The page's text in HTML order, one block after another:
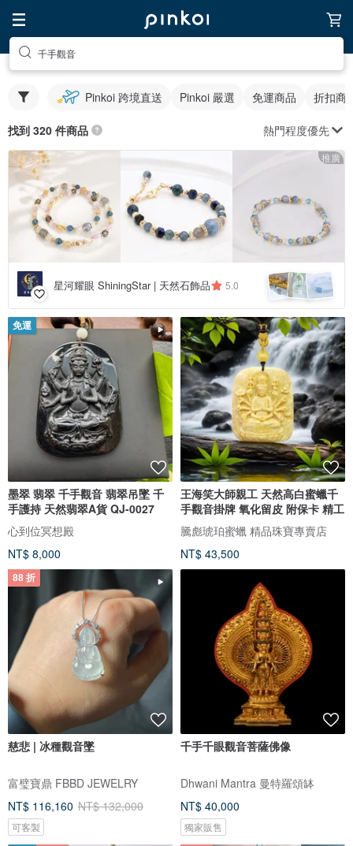
千手觀音
Pinkoi 跨境直送 Pinkoi 嚴選 免運商品 折扣商
找到 320 件商品 熱門程度優先
推廣
星河耀眼 ShiningStar | 天然石飾品 5.0
免運
墨翠 翡翠 千手觀音 翡翠吊墜 千
手護持 天然翡翠A貨 QJ-0027
心到位冥想殿
NT$ 8,000
王海笑大師親工 天然高白蜜蠟千
手觀音掛牌 氧化留皮 附保卡 精工
騰彪琥珀蜜蠟 精品珠寶專賣店
NT$ 43,500
88 折
慈悲 | 冰種觀音墜
富璧寶鼎 FBBD JEWELRY
NT$ 116,160 NT$ 132,000
可客製
千手千眼觀音菩薩佛像
Dhwani Mantra 曼特羅頌缽
NT$ 40,000
獨家販售